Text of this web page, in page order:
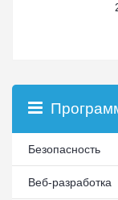
Безопасность
Веб-разработка